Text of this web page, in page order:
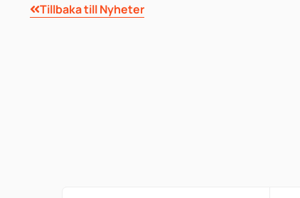
Tillbaka till Nyheter